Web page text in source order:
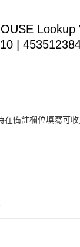
Lookup
|
在備註欄位填寫可收